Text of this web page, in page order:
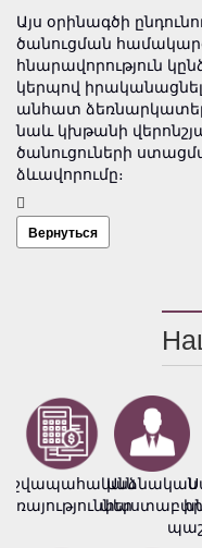
Այս օրինագծի
ծանուցման
հնարավորություն
կերպով
անհատ
նաև կխթանի
ծանուցուների
ձևավորումը։
Вернуться
Անձնական